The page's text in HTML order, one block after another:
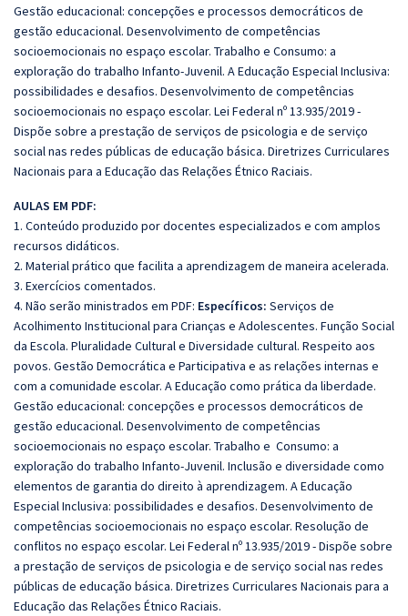
Gestão educacional: concepções e processos democráticos de
gestão educacional. Desenvolvimento de competências
socioemocionais no espaço escolar. Trabalho e Consumo: a
exploração do trabalho Infanto-Juvenil. A Educação Especial Inclusiva:
possibilidades e desafios. Desenvolvimento de competências
socioemocionais no espaço escolar. Lei Federal nº 13.935/2019 -
Dispõe sobre a prestação de serviços de psicologia e de serviço
social nas redes públicas de educação básica. Diretrizes Curriculares
Nacionais para a Educação das Relações Étnico Raciais.
AULAS EM PDF:
1. Conteúdo produzido por docentes especializados e com amplos
recursos didáticos.
2. Material prático que facilita a aprendizagem de maneira acelerada.
3. Exercícios comentados.
4. Não serão ministrados em PDF: Específicos: Serviços de
Acolhimento Institucional para Crianças e Adolescentes. Função Social
da Escola. Pluralidade Cultural e Diversidade cultural. Respeito aos
povos. Gestão Democrática e Participativa e as relações internas e
com a comunidade escolar. A Educação como prática da liberdade.
Gestão educacional: concepções e processos democráticos de
gestão educacional. Desenvolvimento de competências
socioemocionais no espaço escolar. Trabalho e Consumo: a
exploração do trabalho Infanto-Juvenil. Inclusão e diversidade como
elementos de garantia do direito à aprendizagem. A Educação
Especial Inclusiva: possibilidades e desafios. Desenvolvimento de
competências socioemocionais no espaço escolar. Resolução de
conflitos no espaço escolar. Lei Federal nº 13.935/2019 - Dispõe sobre
a prestação de serviços de psicologia e de serviço social nas redes
públicas de educação básica. Diretrizes Curriculares Nacionais para a
Educação das Relações Étnico Raciais.